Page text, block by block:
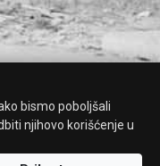
bismo poboljšali
njihovo korišćenje u